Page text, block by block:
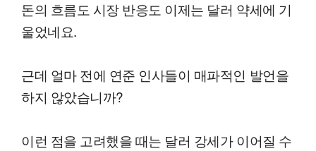
돈의 흐름도 시장 반응도 이제는 달러 약세에 기
울었네요.
근데 얼마 전에 연준 인사들이 매파적인 발언을
하지 않았습니까?
이런 점을 고려했을 때는 달러 강세가 이어질 수